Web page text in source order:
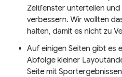
Zeitfenster unterteilen
verbessern. Wir wollten
halten, damit es nicht zu
Auf einigen Seiten gibt es
Abfolge kleiner
Seite mit